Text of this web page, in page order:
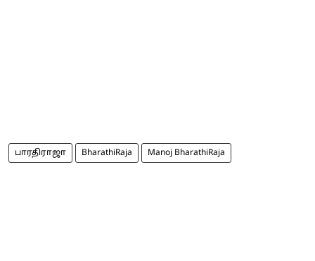
பாரதிராஜா BharathiRaja Manoj BharathiRaja